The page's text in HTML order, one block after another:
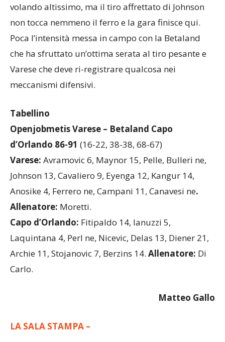
volando altissimo, ma il tiro affrettato di Johnson
non tocca nemmeno il ferro e la gara finisce qui.
Poca l’intensità messa in campo con la Betaland
che ha sfruttato un’ottima serata al tiro pesante e
Varese che deve ri-registrare qualcosa nei
meccanismi difensivi.
Tabellino
Openjobmetis Varese – Betaland Capo
d’Orlando 86-91 (16-22, 38-38, 68-67)
Varese: Avramovic 6, Maynor 15, Pelle, Bulleri ne,
Johnson 13, Cavaliero 9, Eyenga 12, Kangur 14,
Anosike 4, Ferrero ne, Campani 11, Canavesi ne.
Allenatore: Moretti.
Capo d’Orlando: Fitipaldo 14, Ianuzzi 5,
Laquintana 4, Perl ne, Nicevic, Delas 13, Diener 21,
Archie 11, Stojanovic 7, Berzins 14. Allenatore: Di
Carlo.
Matteo Gallo
LA SALA STAMPA –